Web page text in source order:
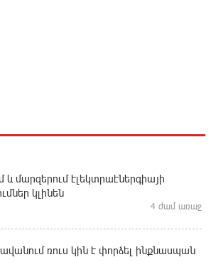
և մարզերում էլեկտրաէներգիայի
կլինեն
4 ժամ առաջ
ռուս կին է փորձել ինքնասպան